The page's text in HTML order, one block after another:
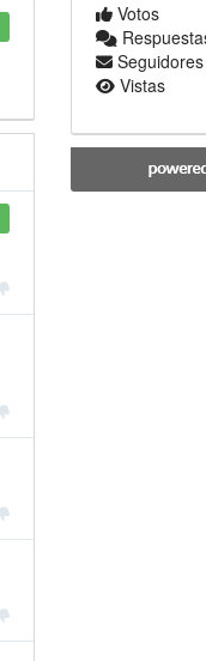
Votos
Seguidores
Vistas